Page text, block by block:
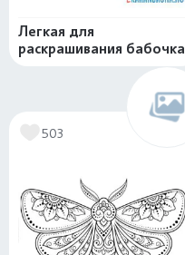
Легкая для
раскрашивания бабочка
503